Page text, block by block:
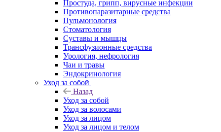
Простуда, грипп, вирусные инфекции
Противопаразитарные средства
Пульмонология
Стоматология
Суставы и мышцы
Трансфузионные средства
Урология, нефрология
Чаи и травы
Эндокринология
Уход за собой
Назад
Уход за собой
Уход за волосами
Уход за лицом
Уход за лицом и телом